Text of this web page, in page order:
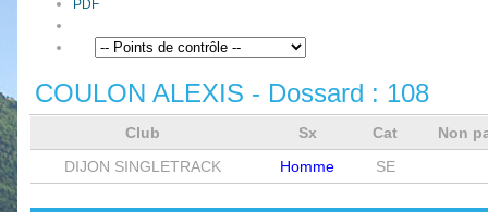
PDF
COULON ALEXIS - Dossard : 108
Club Sx Cat
Non
DIJON SINGLETRACK
Homme SE